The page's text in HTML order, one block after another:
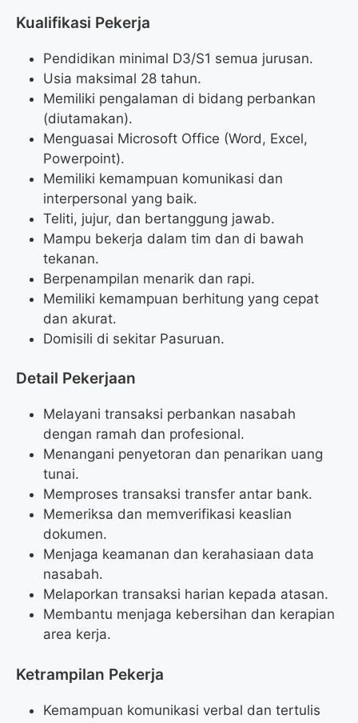
Kualifikasi Pekerja
Pendidikan minimal D3/S1 semua jurusan.
Usia maksimal 28 tahun.
Memiliki pengalaman di bidang perbankan
(diutamakan).
Menguasai Microsoft Office (Word, Excel,
Powerpoint).
Memiliki kemampuan komunikasi dan
interpersonal yang baik.
Teliti, jujur, dan bertanggung jawab.
Mampu bekerja dalam tim dan di bawah
tekanan.
Berpenampilan menarik dan rapi.
Memiliki kemampuan berhitung yang cepat
dan akurat.
Domisili di sekitar Pasuruan.
Detail Pekerjaan
Melayani transaksi perbankan nasabah
dengan ramah dan profesional.
Menangani penyetoran dan penarikan uang
tunai.
Memproses transaksi transfer antar bank.
Memeriksa dan memverifikasi keaslian
dokumen.
Menjaga keamanan dan kerahasiaan data
nasabah.
Melaporkan transaksi harian kepada atasan.
Membantu menjaga kebersihan dan kerapian
area kerja.
Ketrampilan Pekerja
Kemampuan komunikasi verbal dan tertulis